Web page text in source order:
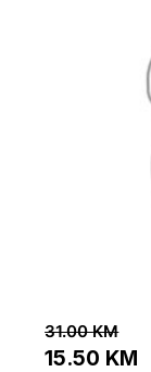
31.00KM
15.50 KM